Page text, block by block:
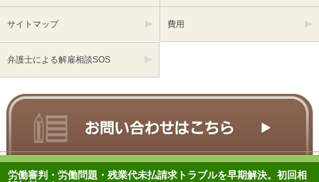
サイトマップ 費用
弁護士による解雇相談SOS
労働審判・労働問題・残業代未払請求トラブルを早期解決。初回相